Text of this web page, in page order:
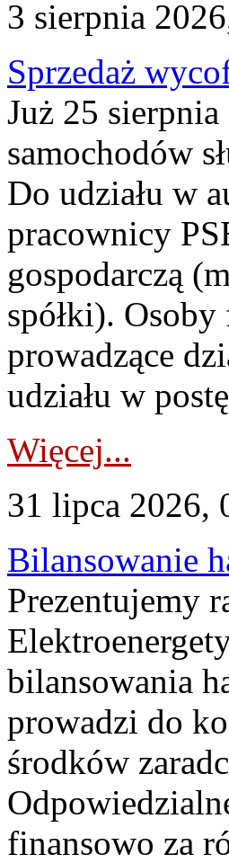
3 sierpnia
Sprzedaż
Już 25
samochodów
Do udziału w
pracownicy
gospodarczą
spółki).
prowadzące
udziału w
Więcej...
31 lipca 2026,
Bilansowanie
Prezentujemy
bilansowania
prowadzi do
środków
finansowo za